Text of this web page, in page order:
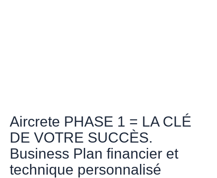
Aircrete PHASE 1 = LA CLÉ
DE VOTRE SUCCÈS.
Business Plan financier et
technique personnalisé